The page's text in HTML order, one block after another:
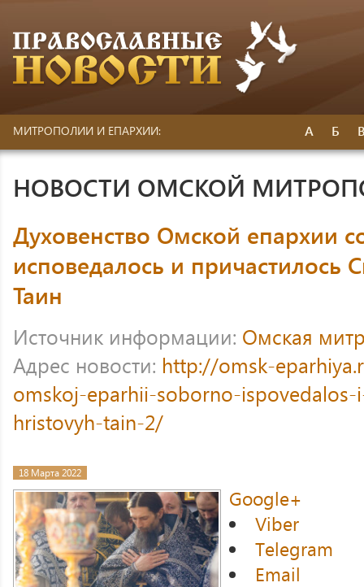
МИТРОПОЛИИ И ЕПАРХИИ: А Б
НОВОСТИ ОМСКОЙ
Духовенство Омской епархии
исповедалось и причастилось
Таин
Источник информации: Омская
Адрес новости: http://omsk-
omskoj-eparhii-soborno-
hristovyh-tain-2/
18 Марта 2022
Google+
Viber
Telegram
Email